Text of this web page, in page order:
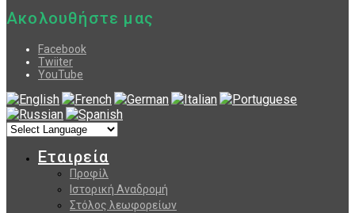
Ακολουθήστε μας
Facebook
Twiiter
YouTube
Εταιρεία
Προφίλ
Ιστορική Αναδρομή
Στόλος λεωφορείων